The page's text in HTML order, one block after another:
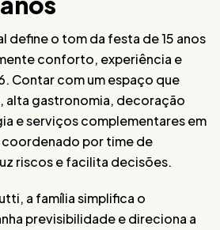
define o tom da festa de 15 anos
conforto, experiência e
Contar com um espaço que
alta gastronomia, decoração
e serviços complementares em
por time de
riscos e facilita decisões.
a família simplifica o
previsibilidade e direciona a